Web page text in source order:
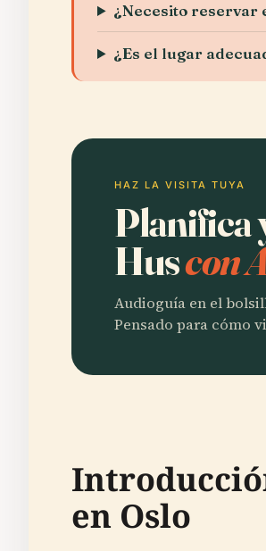
¿Necesito reservar
¿Es el lugar
HAZ LA VISITA TUYA
Planifica
Huscon
Audioguía en el
Pensado para cómo
en Oslo